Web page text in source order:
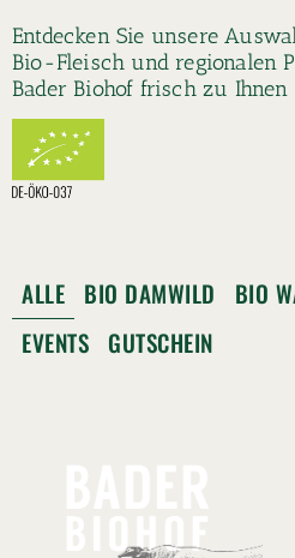
Entdecken Sie unsere
Bio-Fleisch und regionalen
Bader Biohof frisch zu Ihnen
BIO DAMWILD BIO
EVENTS GUTSCHEIN
ALLE